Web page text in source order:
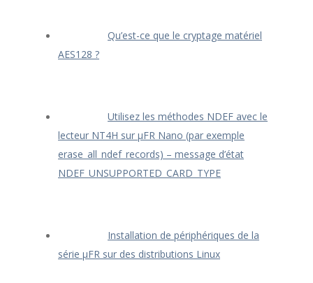
Qu’est-ce que le cryptage matériel
AES128 ?
Utilisez les méthodes NDEF avec le
lecteur NT4H sur μFR Nano (par exemple
erase_all_ndef_records) – message d’état
NDEF_UNSUPPORTED_CARD_TYPE
Installation de périphériques de la
série μFR sur des distributions Linux